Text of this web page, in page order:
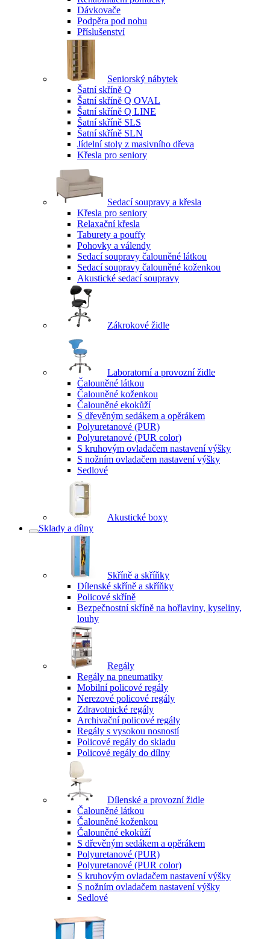
Dávkovače
Podpěra pod nohu
Příslušenství
Seniorský nábytek
Šatní skříně Q
Šatní skříně Q OVAL
Šatní skříně Q LINE
Šatní skříně SLS
Šatní skříně SLN
Jídelní stoly z masivního dřeva
Křesla pro seniory
Sedací soupravy a křesla
Křesla pro seniory
Relaxační křesla
Taburety a pouffy
Pohovky a válendy
Sedací soupravy čalouněné látkou
Sedací soupravy čalouněné koženkou
Akustické sedací soupravy
Zákrokové židle
Laboratorní a provozní židle
Čalouněné látkou
Čalouněné koženkou
Čalouněné ekokůží
S dřevěným sedákem a opěrákem
Polyuretanové (PUR)
Polyuretanové (PUR color)
S kruhovým ovladačem nastavení výšky
S nožním ovladačem nastavení výšky
Sedlové
Akustické boxy
Sklady a dílny
Skříně a skříňky
Dílenské skříně a skříňky
Policové skříně
Bezpečnostní skříně na hořlaviny, kyseliny,
louhy
Regály
Regály na pneumatiky
Mobilní policové regály
Nerezové policové regály
Zdravotnické regály
Archivační policové regály
Regály s vysokou nosností
Policové regály do skladu
Policové regály do dílny
Dílenské a provozní židle
Čalouněné látkou
Čalouněné koženkou
Čalouněné ekokůží
S dřevěným sedákem a opěrákem
Polyuretanové (PUR)
Polyuretanové (PUR color)
S kruhovým ovladačem nastavení výšky
S nožním ovladačem nastavení výšky
Sedlové